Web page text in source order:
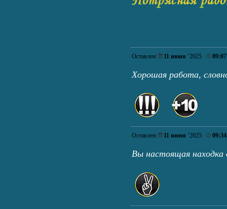
Оставлен: 11 июня ’2025 09:07
Хорошая работа,
Оставлен: 11 июня ’2025 09:34
Вы настоящая